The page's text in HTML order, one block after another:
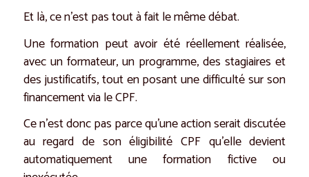
Et là, ce n’est pas tout à fait le même débat.
Une formation peut avoir été réellement réalisée,
avec un formateur, un programme, des stagiaires et
des justificatifs, tout en posant une difficulté sur son
financement via le CPF.
Ce n’est donc pas parce qu’une action serait discutée
au regard de son éligibilité CPF qu’elle devient
automatiquement une formation fictive ou